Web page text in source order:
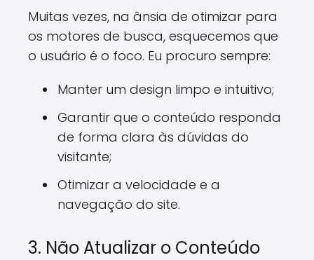
Muitas vezes, na ânsia de otimizar para
os motores de busca, esquecemos que
o usuário é o foco. Eu procuro sempre:
Manter um design limpo e intuitivo;
Garantir que o conteúdo responda
de forma clara às dúvidas do
visitante;
Otimizar a velocidade e a
navegação do site.
3. Não Atualizar o Conteúdo